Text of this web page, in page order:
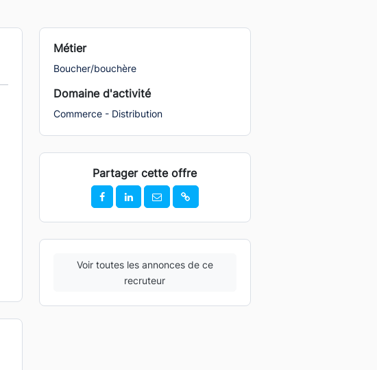
Métier
Boucher/bouchère
Domaine d'activité
Commerce - Distribution
Partager cette offre
Voir toutes les annonces de ce
recruteur